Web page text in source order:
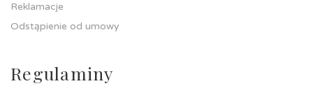
Reklamacje
Odstąpienie od umowy
Regulaminy